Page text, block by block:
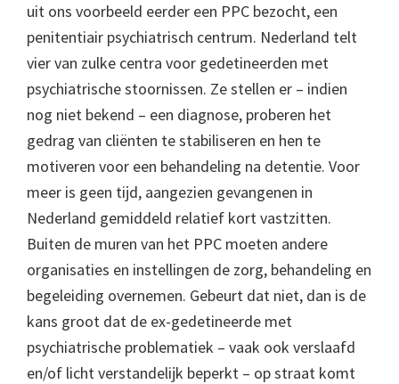
uit ons voorbeeld eerder een PPC bezocht, een
penitentiair psychiatrisch centrum. Nederland telt
vier van zulke centra voor gedetineerden met
psychiatrische stoornissen. Ze stellen er – indien
nog niet bekend – een diagnose, proberen het
gedrag van cliënten te stabiliseren en hen te
motiveren voor een behandeling na detentie. Voor
meer is geen tijd, aangezien gevangenen in
Nederland gemiddeld relatief kort vastzitten.
Buiten de muren van het PPC moeten andere
organisaties en instellingen de zorg, behandeling en
begeleiding overnemen. Gebeurt dat niet, dan is de
kans groot dat de ex-gedetineerde met
psychiatrische problematiek – vaak ook verslaafd
en/of licht verstandelijk beperkt – op straat komt